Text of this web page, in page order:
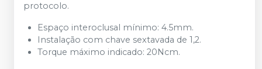
protocolo.
Espaço interoclusal mínimo: 4.5mm.
Instalação com chave sextavada de 1,2.
Torque máximo indicado: 20Ncm.